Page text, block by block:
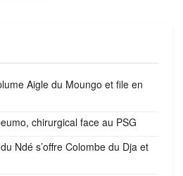
Aigle du Moungo et file en
chirurgical face au PSG
Ndé s’offre Colombe du Dja et